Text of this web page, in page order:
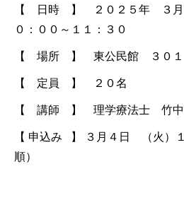
【 日時 】 ２０２５年 ３
０：００～１１：３０
【 場所 】 東公民館 ３０１
【 定員 】 ２０名
【 講師 】 理学療法士 竹
【 申込み 】 ３月４日 （火）
順）